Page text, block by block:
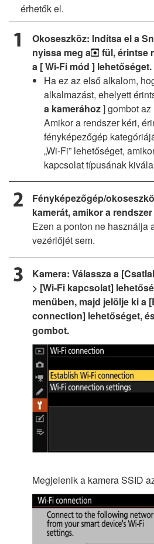
érhetők el.
Okoseszköz: Indítsa el a
nyissa meg a
fül, érintse
a [Wi-Fi mód ] lehetőséget.
Ha ez az első alkalom,
alkalmazást, ehelyett
a kamerához] gombot
Amikor a rendszer kéri,
fényképezőgép
„Wi-Fi” lehetőséget,
kapcsolat típusának
Fényképezőgép/
kamerát, amikor a
Ezen a ponton ne használja
vezérlőjét sem.
Kamera: Válassza a
> [Wi-Fi kapcsolat]
menüben, majd jelölje ki a
connection] lehetőséget,
gombot.
Megjelenik a kamera SSID